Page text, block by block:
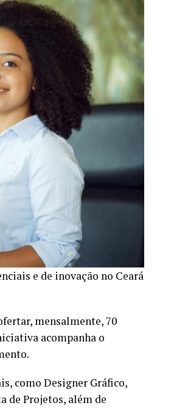
e de inovação no Ceará
mensalmente, 70
acompanha o
como Designer Gráfico,
de Projetos, além de